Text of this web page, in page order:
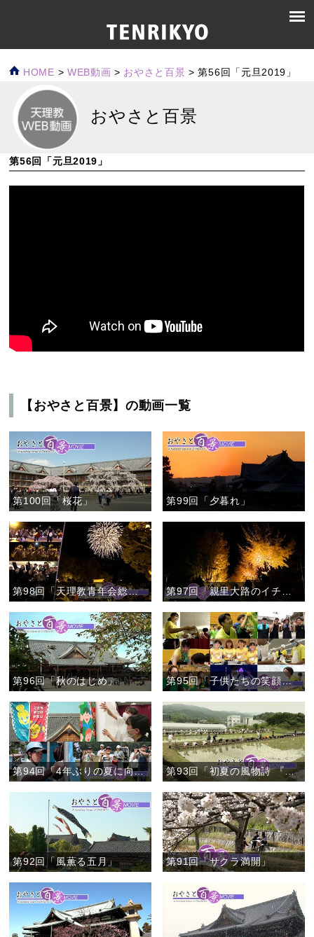
HOME > WEB動画 > おやさと百景 >第56回「元旦2019」
おやさと百景
第56回「元旦2019」
【おやさと百景】の動画一覧
第100回「桜花」 第99回「夕暮れ」
第98回「天理教青年会総会 後夜祭〝TENFES〟」
第96回「秋のはじめ」 第95回「子供たちの笑顔のために」
第94回「4年ぶりの夏に向けて」 第93回「初夏の風物詩 『本部田植え』」
第92回「風薫る五月」 第91回「サクラ満開」